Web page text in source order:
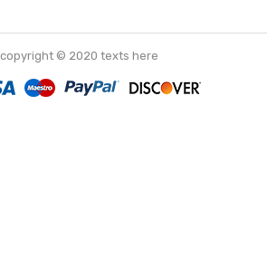
© 2020 texts here